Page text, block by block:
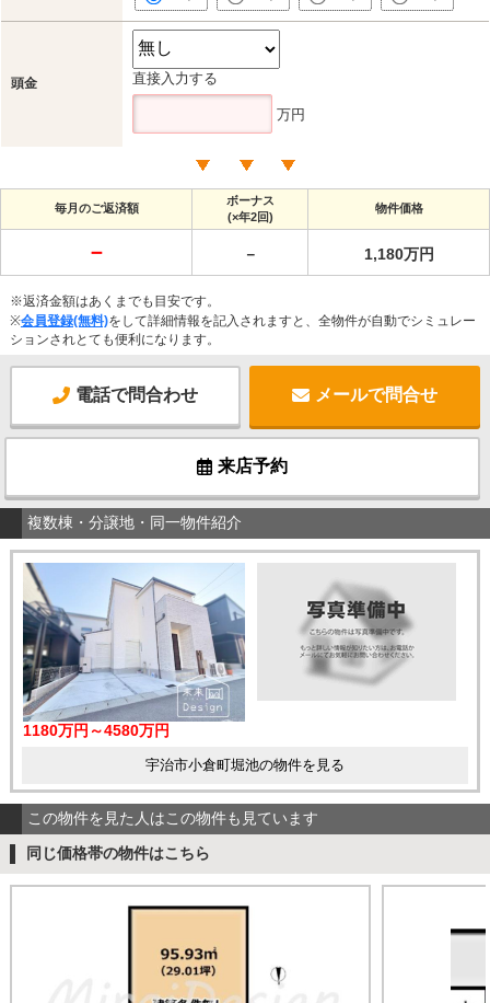
頭金 直接入力する
万円
毎月のご返済額
ボーナス
(×年2回)
物件価格
－ － 1,180万円
※返済金額はあくまでも目安です。
※会員登録(無料)をして詳細情報を記入されますと、全物件が自動でシミュレー
ションされとても便利になります。
電話で問合わせ メールで問合せ
来店予約
複数棟・分譲地・同一物件紹介
1180万円～4580万円
宇治市小倉町堀池の物件を見る
この物件を見た人はこの物件も見ています
同じ価格帯の物件はこちら